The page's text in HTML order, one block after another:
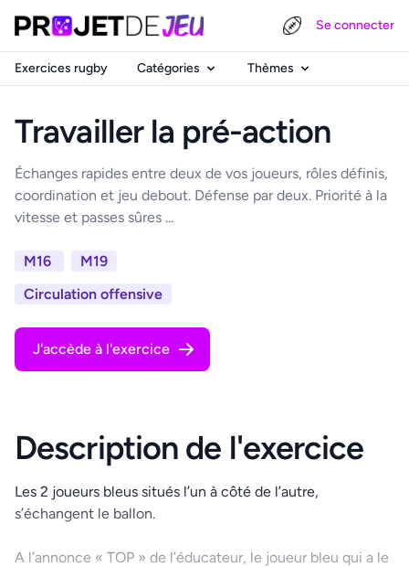
Se connecter
Exercices rugby Catégories Thèmes
Travailler la pré-action
Échanges rapides entre deux de vos joueurs, rôles définis,
coordination et jeu debout. Défense par deux. Priorité à la
vitesse et passes sûres ...
M16
M19
Circulation offensive
J'accède à l'exercice
Description de l'exercice
Les 2 joueurs bleus situés l’un à côté de l’autre,
s’échangent le ballon.
A l’annonce « TOP » de l’éducateur, le joueur bleu qui a le